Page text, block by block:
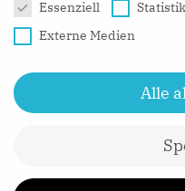
Essenziell
Externe Medien
Alle